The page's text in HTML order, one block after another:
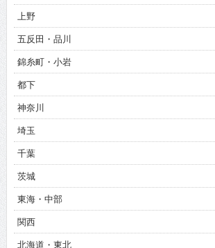
上野
五反田・品川
錦糸町・小岩
都下
神奈川
埼玉
千葉
茨城
東海・中部
関西
北海道・東北